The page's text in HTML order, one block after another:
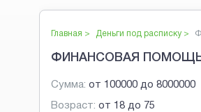
Главная > Деньги под расписку >
ФИНАНСОВАЯ
Сумма: от 100000 до 8000000
Возраст: от 18 до 75